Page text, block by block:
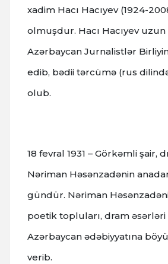
xadim Hacı Hacıyev (1924-
olmuşdur. Hacı Hacıyev
Azərbaycan Jurnalistlər
edib, bədii tərcümə (rus
olub.
18 fevral 1931 – Görkəmli şair,
Nəriman Həsənzadənin
gündür. Nəriman
poetik topluları, dram əsərləri
Azərbaycan ədəbiyyatına
verib.